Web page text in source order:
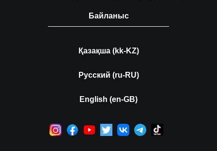
Байланыс
Қазақша (kk-KZ)
Русский (ru-RU)
English (en-GB)